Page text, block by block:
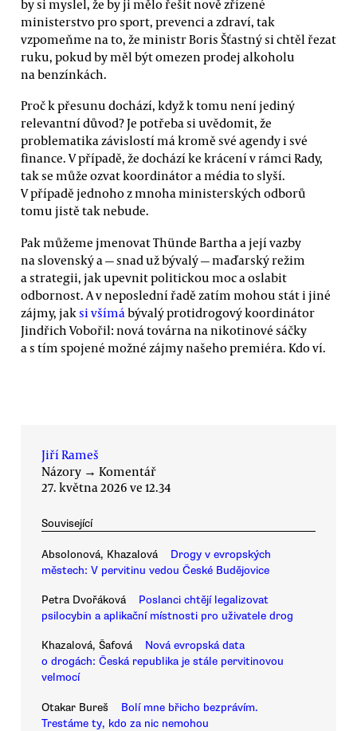
by si myslel, že by ji mělo řešit nově zřízené
ministerstvo pro sport, prevenci a zdraví, tak
vzpomeňme na to, že ministr Boris Šťastný si chtěl řezat
ruku, pokud by měl být omezen prodej alkoholu
na benzínkách.
Proč k přesunu dochází, když k tomu není jediný
relevantní důvod? Je potřeba si uvědomit, že
problematika závislostí má kromě své agendy i své
finance. V případě, že dochází ke krácení v rámci Rady,
tak se může ozvat koordinátor a média to slyší.
V případě jednoho z mnoha ministerských odborů
tomu jistě tak nebude.
Pak můžeme jmenovat Thünde Bartha a její vazby
na slovenský a — snad už bývalý — maďarský režim
a strategii, jak upevnit politickou moc a oslabit
odbornost. A v neposlední řadě zatím mohou stát i jiné
zájmy, jaksi všímá bývalý protidrogový koordinátor
Jindřich Vobořil: nová továrna na nikotinové sáčky
a s tím spojené možné zájmy našeho premiéra. Kdo ví.
Jiří Rameš
Názory → Komentář
27. května 2026 ve 12.34
Související
Absolonová, Khazalová
Drogy v evropských
městech: V pervitinu vedou České Budějovice
Petra Dvořáková
Poslanci chtějí legalizovat
psilocybin a aplikační místnosti pro uživatele drog
Khazalová, Šafová
Nová evropská data
o drogách: Česká republika je stále pervitinovou
velmocí
Otakar Bureš
Bolí mne břicho bezprávím.
Trestáme ty, kdo za nic nemohou